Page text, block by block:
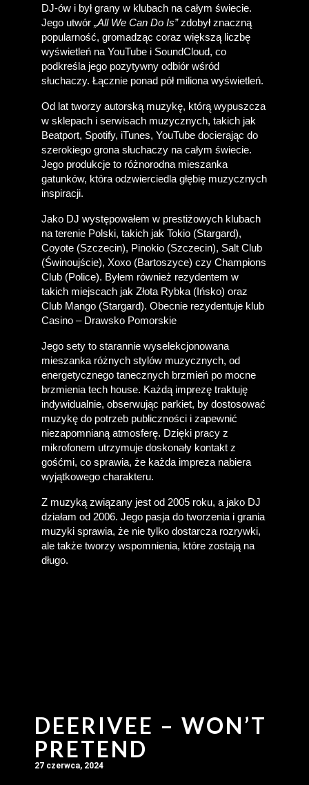
DJ-ów i był grany w klubach na całym świecie.
Jego utwór „All We Can Do Is” zdobył znaczną
popularność, gromadząc coraz większą liczbę
wyświetleń na YouTube i SoundCloud, co
podkreśla jego pozytywny odbiór wśród
słuchaczy. Łącznie ponad pół miliona wyświetleń.
Od lat tworzy autorską muzykę, którą wypuszcza
w sklepach i serwisach muzycznych, takich jak
Beatport, Spotify, iTunes, YouTube docierając do
szerokiego grona słuchaczy na całym świecie.
Jego produkcje to różnorodna mieszanka
gatunków, która odzwierciedla głębię muzycznych
inspiracji.
Jako DJ występowałem w prestiżowych klubach
na terenie Polski, takich jak Tokio (Stargard),
Coyote (Szczecin), Pinokio (Szczecin), Salt Club
(Świnoujście), Xoxo (Bartoszyce) czy Champions
Club (Police). Byłem również rezydentem w
takich miejscach jak Złota Rybka (Ińsko) oraz
Club Mango (Stargard). Obecnie rezydentuje klub
Casino – Drawsko Pomorskie
Jego sety to starannie wyselekcjonowana
mieszanka różnych stylów muzycznych, od
energetycznego tanecznych brzmień po mocne
brzmienia tech house. Każdą imprezę traktuję
indywidualnie, obserwując parkiet, by dostosować
muzykę do potrzeb publiczności i zapewnić
niezapomnianą atmosferę. Dzięki pracy z
mikrofonem utrzymuje doskonały kontakt z
gośćmi, co sprawia, że każda impreza nabiera
wyjątkowego charakteru.
Z muzyką związany jest od 2005 roku, a jako DJ
działam od 2006. Jego pasja do tworzenia i grania
muzyki sprawia, że nie tylko dostarcza rozrywki,
ale także tworzy wspomnienia, które zostają na
długo.
DEERIVEE – WON’T
PRETEND
27 czerwca, 2024